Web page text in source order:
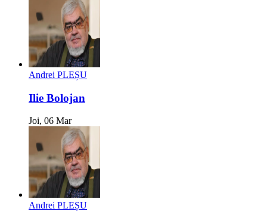
Andrei PLEȘU
Ilie Bolojan
Joi, 06 Mar
Andrei PLEȘU